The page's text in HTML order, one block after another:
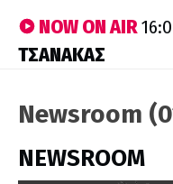
NOW ON AIR
ΤΣΑΝΑΚΑΣ
Newsroom
NEWSROOM